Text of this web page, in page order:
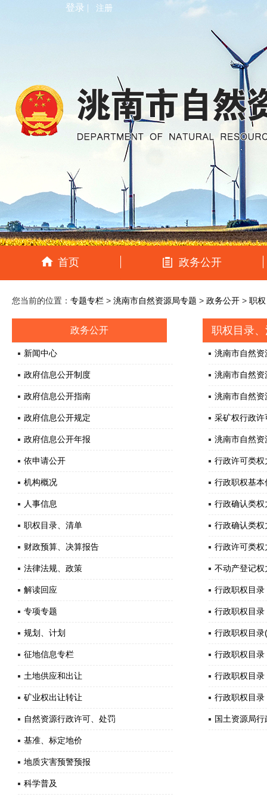
登录 | 注册
首页 政务公开
您当前的位置： 专题专栏 > 洮南市自然资源局专题 > 政务公开 > 职
政务公开
新闻中心
政府信息公开制度
政府信息公开指南
政府信息公开规定
政府信息公开年报
依申请公开
机构概况
人事信息
职权目录、清单
财政预算、决算报告
法律法规、政策
解读回应
专项专题
规划、计划
征地信息专栏
土地供应和出让
矿业权出让转让
自然资源行政许可、处罚
基准、标定地价
地质灾害预警预报
科学普及
职权目录
洮南市自然
洮南市自然
洮南市自然
采矿权行政
洮南市自然
行政许可类
行政职权基
行政确认类
行政确认类
行政许可类
不动产登记
行政职权目
行政职权目
行政职权目
行政职权目
行政职权目录
行政职权目录
国土资源局